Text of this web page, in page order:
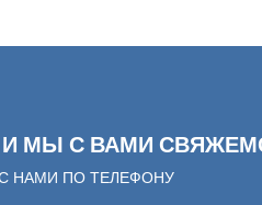
И МЫ С ВАМИ
НАМИ ПО ТЕЛЕФОНУ